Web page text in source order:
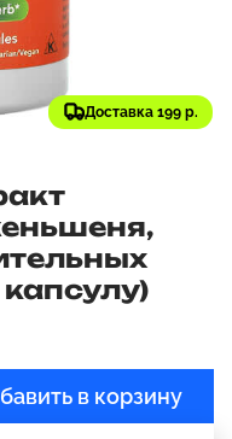
Доставка 199 р.
в корзину